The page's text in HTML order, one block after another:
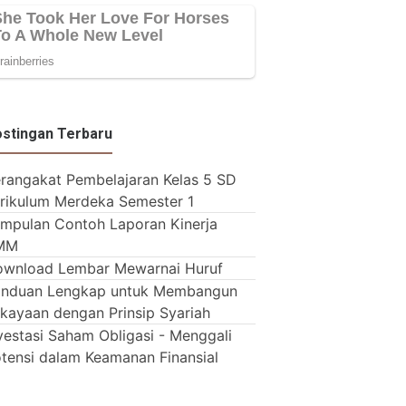
Terbaru
Pembelajaran Kelas 5 SD
Merdeka Semester 1
Contoh Laporan Kinerja
Lembar Mewarnai Huruf
Lengkap untuk Membangun
dengan Prinsip Syariah
Saham Obligasi - Menggali
dalam Keamanan Finansial